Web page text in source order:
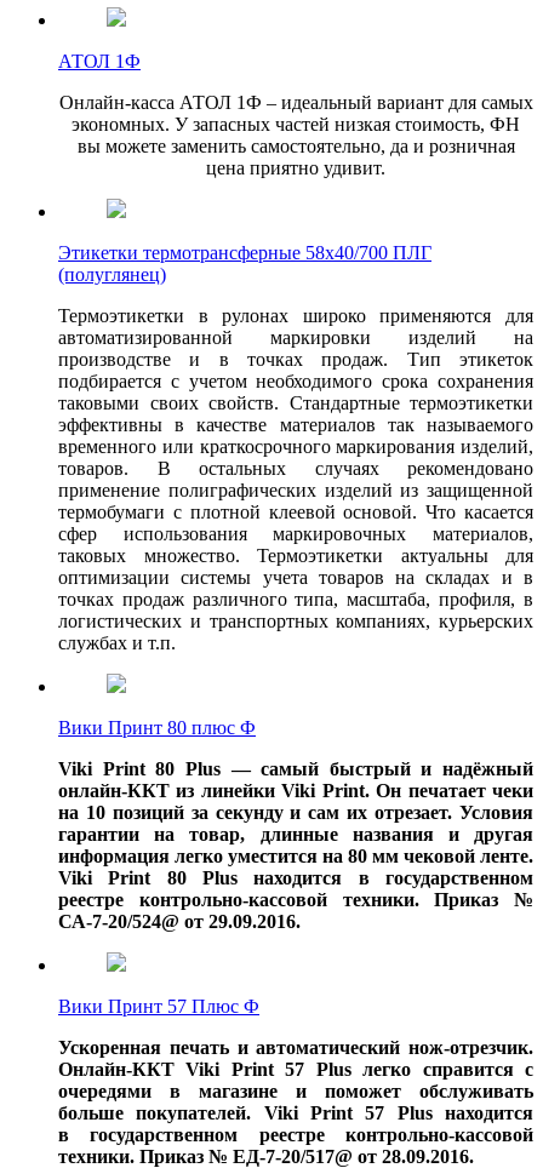
АТОЛ 1Ф
Онлайн-касса АТОЛ 1Ф – идеальный вариант для самых
экономных. У запасных частей низкая стоимость, ФН
вы можете заменить самостоятельно, да и розничная
цена приятно удивит.
Этикетки термотрансферные 58х40/700 ПЛГ
(полуглянец)
Термоэтикетки в рулонах широко применяются для
автоматизированной маркировки изделий на
производстве и в точках продаж. Тип этикеток
подбирается с учетом необходимого срока сохранения
таковыми своих свойств. Стандартные термоэтикетки
эффективны в качестве материалов так называемого
временного или краткосрочного маркирования изделий,
товаров. В остальных случаях рекомендовано
применение полиграфических изделий из защищенной
термобумаги с плотной клеевой основой. Что касается
сфер использования маркировочных материалов,
таковых множество. Термоэтикетки актуальны для
оптимизации системы учета товаров на складах и в
точках продаж различного типа, масштаба, профиля, в
логистических и транспортных компаниях, курьерских
службах и т.п.
Вики Принт 80 плюс Ф
Viki Print 80 Plus — самый быстрый и надёжный
онлайн-ККТ из линейки Viki Print. Он печатает чеки
на 10 позиций за секунду и сам их отрезает. Условия
гарантии на товар, длинные названия и другая
информация легко уместится на 80 мм чековой ленте.
Viki Print 80 Plus находится в государственном
реестре контрольно-кассовой техники. Приказ №
СА-7-20/524@ от 29.09.2016.
Вики Принт 57 Плюс Ф
Ускоренная печать и автоматический нож-отрезчик.
Онлайн-ККТ Viki Print 57 Plus легко справится с
очередями в магазине и поможет обслуживать
больше покупателей. Viki Print 57 Plus находится
в государственном реестре контрольно-кассовой
техники. Приказ № ЕД-7-20/517@ от 28.09.2016.